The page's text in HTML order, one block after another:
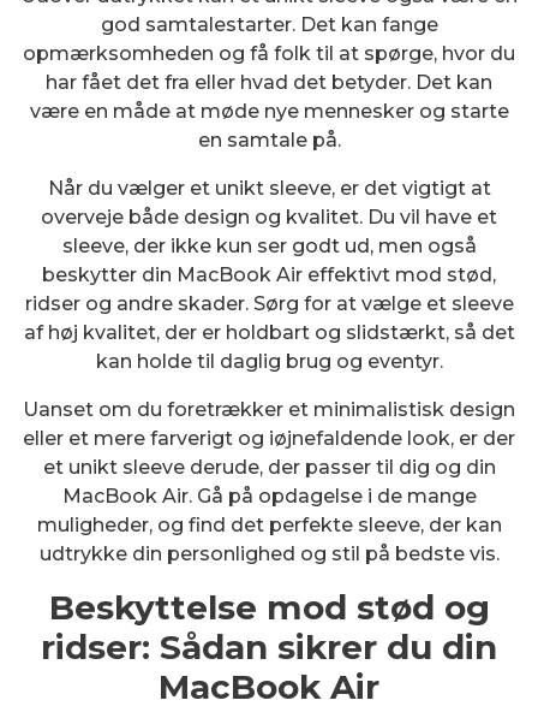
god samtalestarter. Det kan fange
opmærksomheden og få folk til at spørge, hvor du
har fået det fra eller hvad det betyder. Det kan
være en måde at møde nye mennesker og starte
en samtale på.
Når du vælger et unikt sleeve, er det vigtigt at
overveje både design og kvalitet. Du vil have et
sleeve, der ikke kun ser godt ud, men også
beskytter din MacBook Air effektivt mod stød,
ridser og andre skader. Sørg for at vælge et sleeve
af høj kvalitet, der er holdbart og slidstærkt, så det
kan holde til daglig brug og eventyr.
Uanset om du foretrækker et minimalistisk design
eller et mere farverigt og iøjnefaldende look, er der
et unikt sleeve derude, der passer til dig og din
MacBook Air. Gå på opdagelse i de mange
muligheder, og find det perfekte sleeve, der kan
udtrykke din personlighed og stil på bedste vis.
Beskyttelse mod stød og
ridser: Sådan sikrer du din
MacBook Air